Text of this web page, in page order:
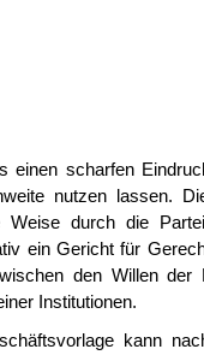
einen scharfen
nutzen lassen.
Weise durch die
ein Gericht für
den Willen der
Institutionen.
kann